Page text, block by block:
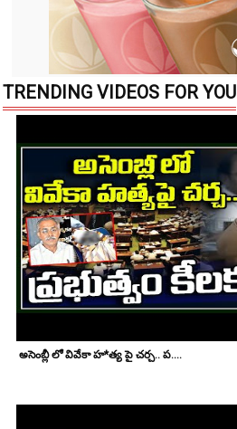
TRENDING VIDEOS FOR YOU
అసెంబ్లీ లో వివేకా హ*త్య పై చర్చ.. ప....